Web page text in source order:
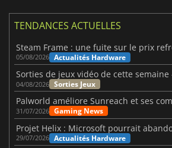
TENDANCES ACTUELLES
05/08/2026 Actualités Hardware
04/08/2026 Sorties Jeux
Palworld améliore Sunreach et ses
31/07/2026 Gaming News
Projet Helix : Microsoft pourrait
29/07/2026 Actualités Hardware